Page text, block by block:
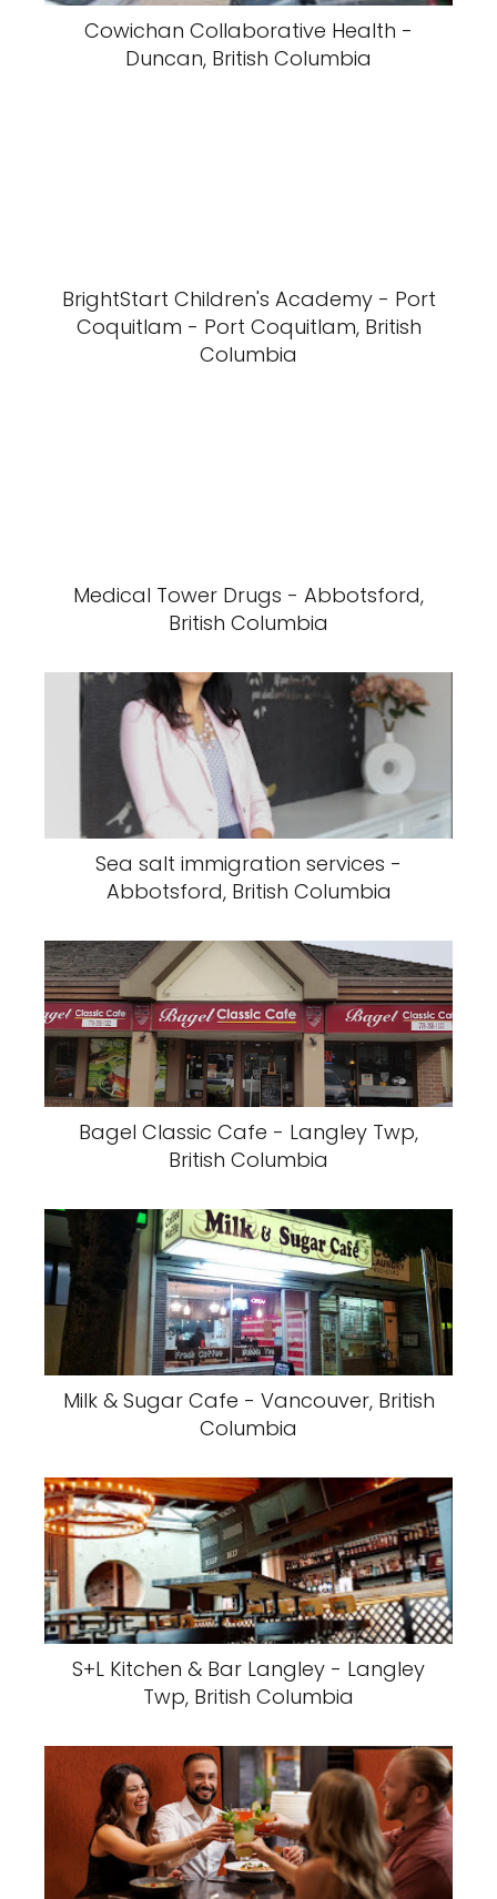
Cowichan Collaborative Health -
Duncan, British Columbia
BrightStart Children's Academy - Port
Coquitlam - Port Coquitlam, British
Columbia
Medical Tower Drugs - Abbotsford,
British Columbia
Sea salt immigration services -
Abbotsford, British Columbia
Bagel Classic Cafe - Langley Twp,
British Columbia
Milk & Sugar Cafe - Vancouver, British
Columbia
S+L Kitchen & Bar Langley - Langley
Twp, British Columbia